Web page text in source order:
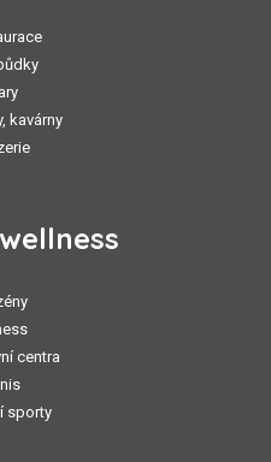
kavárny
centra
sporty